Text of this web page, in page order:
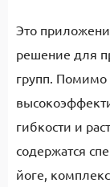
Это
решение для
групп. Помимо
гибкости и
содержатся
йоге,